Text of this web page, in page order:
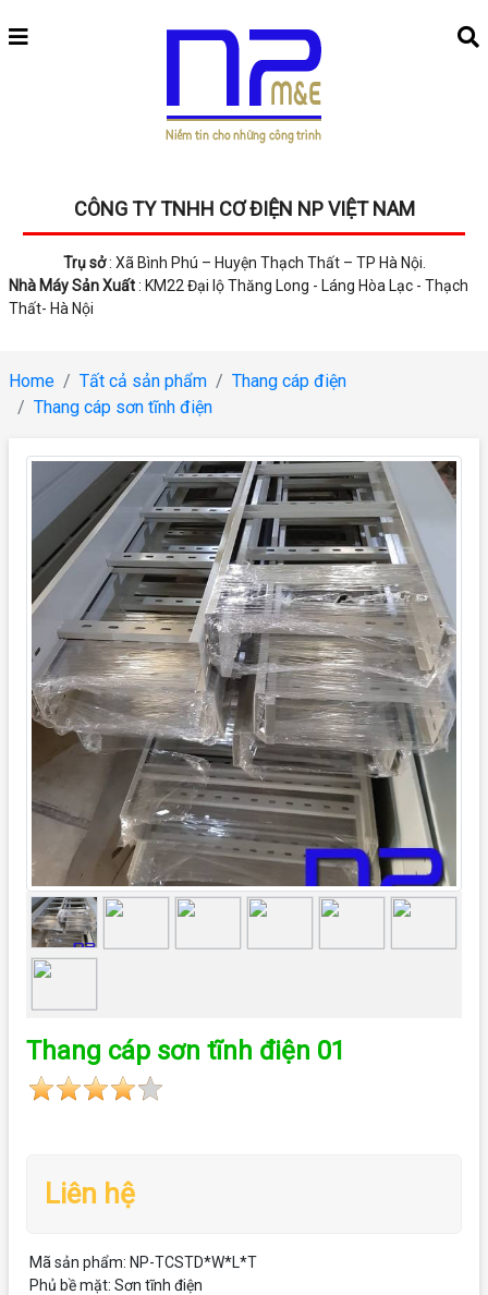
CÔNG TY TNHH CƠ ĐIỆN NP VIỆT NAM
Trụ sở: Xã Bình Phú – Huyện Thạch Thất – TP Hà Nội.
Nhà Máy Sản Xuất: KM22 Đại lộ Thăng Long - Láng Hòa Lạc - Thạch
Thất- Hà Nội
Home Tất cả sản phẩm
Thang cáp điện
Thang cáp sơn tĩnh điện
Thang cáp sơn tĩnh điện 01
Liên hệ
Mã sản phẩm: NP-TCSTD*W*L*T
Phủ bề mặt: Sơn tĩnh điện